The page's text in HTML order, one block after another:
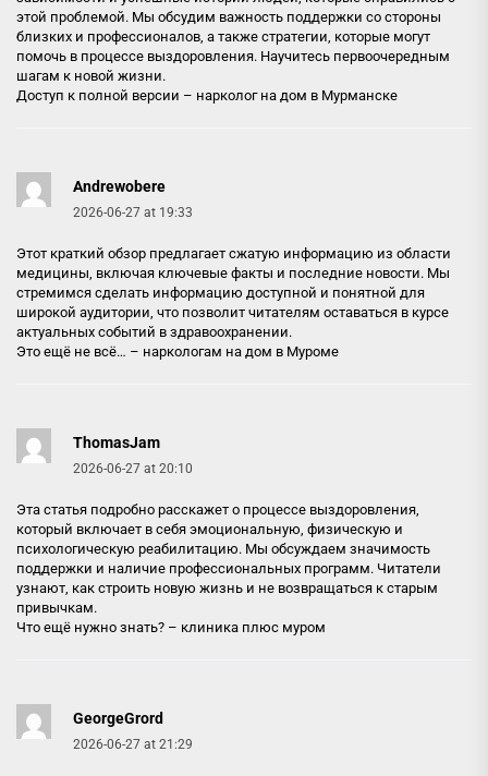
этой проблемой. Мы обсудим важность поддержки со стороны
близких и профессионалов, а также стратегии, которые могут
помочь в процессе выздоровления. Научитесь первоочередным
шагам к новой жизни.
Доступ к полной версии – нарколог на дом в Мурманске
Andrewobere
2026-06-27 at 19:33
Этот краткий обзор предлагает сжатую информацию из области
медицины, включая ключевые факты и последние новости. Мы
стремимся сделать информацию доступной и понятной для
широкой аудитории, что позволит читателям оставаться в курсе
актуальных событий в здравоохранении.
Это ещё не всё… – наркологам на дом в Муроме
ThomasJam
2026-06-27 at 20:10
Эта статья подробно расскажет о процессе выздоровления,
который включает в себя эмоциональную, физическую и
психологическую реабилитацию. Мы обсуждаем значимость
поддержки и наличие профессиональных программ. Читатели
узнают, как строить новую жизнь и не возвращаться к старым
привычкам.
Что ещё нужно знать? – клиника плюс муром
GeorgeGrord
2026-06-27 at 21:29